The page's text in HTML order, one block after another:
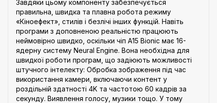
Завдяки цьому компоненту забезпечується
правильна, швидка та плавна робота режиму
«Кіноефект», стилів і безлічі інших функцій. Навіть
програми з доповненою реальністю працюють
неймовірно швидко, оскільки чіп A15 Bionic має 16-
ядерну систему Neural Engine. Вона необхідна для
швидкої роботи програм, що задіюють можливості
штучного інтелекту: Обробка зображення під час
використання камери, включаючи контент у
роздільній здатності 4K та частотою 60 кадрів за
секунду. Виявлення голосу, музики тощо. У тому